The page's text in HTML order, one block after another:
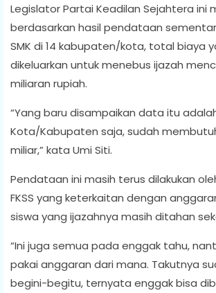
Legislator Partai Keadilan Sejahtera ini
berdasarkan hasil pendataan
SMK di 14 kabupaten/kota, total biaya
dikeluarkan untuk menebus ijazah
miliaran rupiah.
“Yang baru disampaikan data itu adalah
Kota/Kabupaten saja, sudah
miliar,” kata Umi Siti.
Pendataan ini masih terus dilakukan
FKSS yang keterkaitan dengan
siswa yang ijazahnya masih ditahan
“Ini juga semua pada enggak tahu,
pakai anggaran dari mana. Takutnya
begini-begitu, ternyata enggak bisa